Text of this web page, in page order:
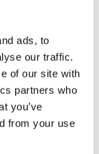
ads, to
our traffic.
of our site with
partners who
you’ve
from your use
website
dat ik